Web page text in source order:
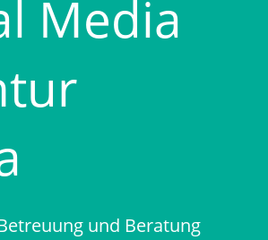
Media
und Beratung